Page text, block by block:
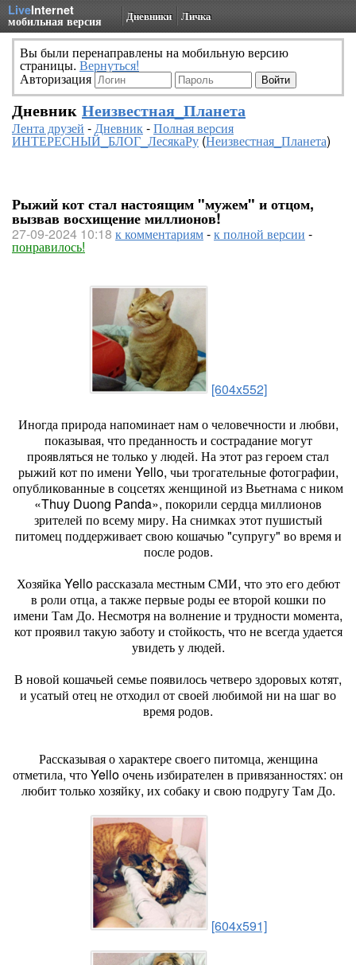
LiveInternet
мобильная версия Дневники Личка
Вы были перенаправлены на мобильную версию
страницы. Вернуться!
Авторизация
Дневник Неизвестная_Планета
Лента друзей -Дневник-Полная версия
ИНТЕРЕСНЫЙ_БЛОГ_ЛесякаРу(Неизвестная_Планета)
Рыжий кот стал настоящим "мужем" и отцом,
вызвав восхищение миллионов!
27-09-2024 10:18 к комментариям-к полной версии -
понравилось!
[604x552]
Иногда природа напоминает нам о человечности и любви,
показывая, что преданность и сострадание могут
проявляться не только у людей. На этот раз героем стал
рыжий кот по имени Yello, чьи трогательные фотографии,
опубликованные в соцсетях женщиной из Вьетнама с ником
«Thuy Duong Panda», покорили сердца миллионов
зрителей по всему миру. На снимках этот пушистый
питомец поддерживает свою кошачью "супругу" во время и
после родов.
Хозяйка Yello рассказала местным СМИ, что это его дебют
в роли отца, а также первые роды ее второй кошки по
имени Там До. Несмотря на волнение и трудности момента,
кот проявил такую заботу и стойкость, что не всегда удается
увидеть у людей.
В новой кошачьей семье появилось четверо здоровых котят,
и усатый отец не отходил от своей любимой ни на шаг во
время родов.
Рассказывая о характере своего питомца, женщина
отметила, что Yello очень избирателен в привязанностях: он
любит только хозяйку, их собаку и свою подругу Там До.
[604x591]